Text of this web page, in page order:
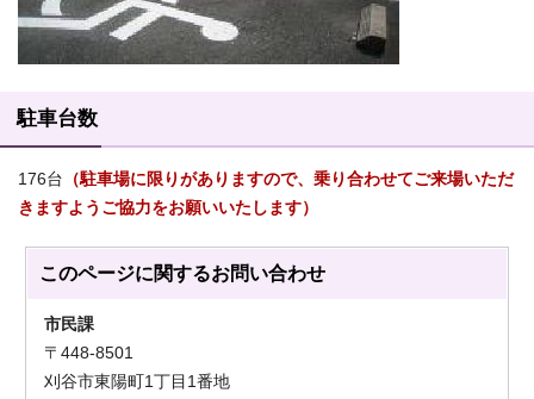
駐車台数
176台 （駐車場に限りがありますので、乗り合わせてご来場いただ
きますようご協力をお願いいたします）
このページに関するお問い合わせ
市民課
〒448-8501
刈谷市東陽町1丁目1番地